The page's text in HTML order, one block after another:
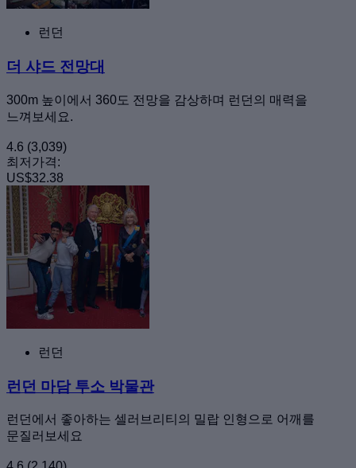
런던
더 샤드 전망대
300m 높이에서 360도 전망을 감상하며 런던의 매력을
느껴보세요.
4.6 (3,039)
최저가격:
US$32.38
런던
런던 마담 투소 박물관
런던에서 좋아하는 셀러브리티의 밀랍 인형으로 어깨를
문질러보세요